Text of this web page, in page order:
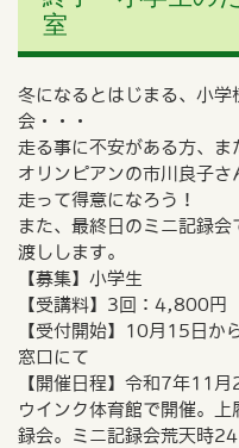
室
冬になるとはじまる、小
会・・・
走る事に不安がある方、
オリンピアンの市川良子さ
走って得意になろう！
また、最終日のミニ記録
渡しします。
【募集】小学生
【受講料】3回：4,800円
【受付開始】10月15日
窓口にて
【開催日程】令和7年11
ウインク体育館で開催。
録会。ミニ記録会荒天時